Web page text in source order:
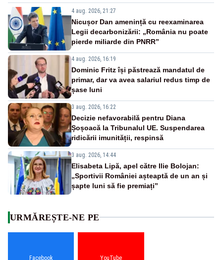
4 aug. 2026, 21:27
Nicușor Dan amenință cu reexaminarea
Legii decarbonizării: „România nu poate
pierde miliarde din PNRR”
4 aug. 2026, 16:19
Dominic Fritz își păstrează mandatul de
primar, dar va avea salariul redus timp de
șase luni
3 aug. 2026, 16:22
Decizie nefavorabilă pentru Diana
Șoșoacă la Tribunalul UE. Suspendarea
ridicării imunității, respinsă
3 aug. 2026, 14:44
Elisabeta Lipă, apel către Ilie Bolojan:
„Sportivii României așteaptă de un an și
șapte luni să fie premiați”
URMĂREȘTE-NE PE
Facebook YouTube